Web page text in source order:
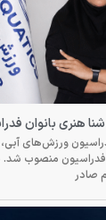
هنری بانوان
ورزش‌های آبی،
منصوب شد.
صادر